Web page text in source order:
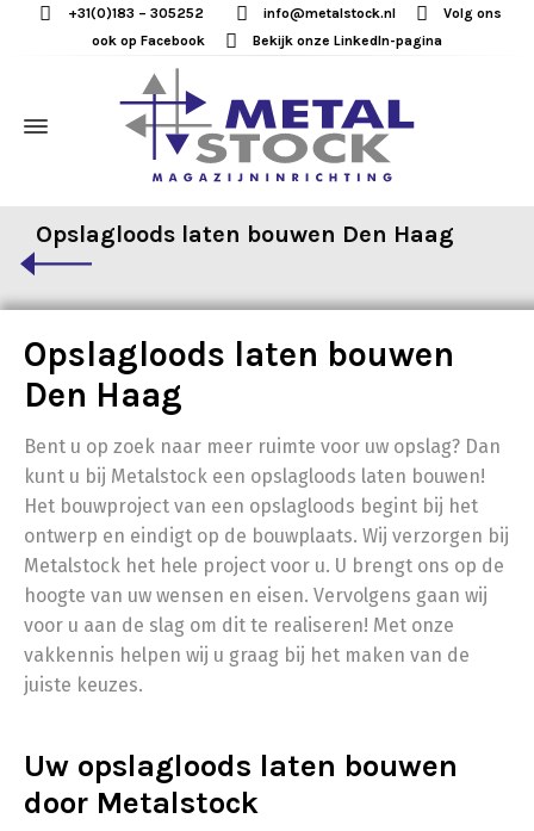
+31(0)183 – 305252 info@metalstock.nl
Volg ons
ook op Facebook
Bekijk onze LinkedIn-pagina
Opslagloods laten bouwen Den Haag
Opslagloods laten bouwen
Den Haag
Bent u op zoek naar meer ruimte voor uw opslag? Dan
kunt u bij Metalstock een opslagloods laten bouwen!
Het bouwproject van een opslagloods begint bij het
ontwerp en eindigt op de bouwplaats. Wij verzorgen bij
Metalstock het hele project voor u. U brengt ons op de
hoogte van uw wensen en eisen. Vervolgens gaan wij
voor u aan de slag om dit te realiseren! Met onze
vakkennis helpen wij u graag bij het maken van de
juiste keuzes.
Uw opslagloods laten bouwen
door Metalstock